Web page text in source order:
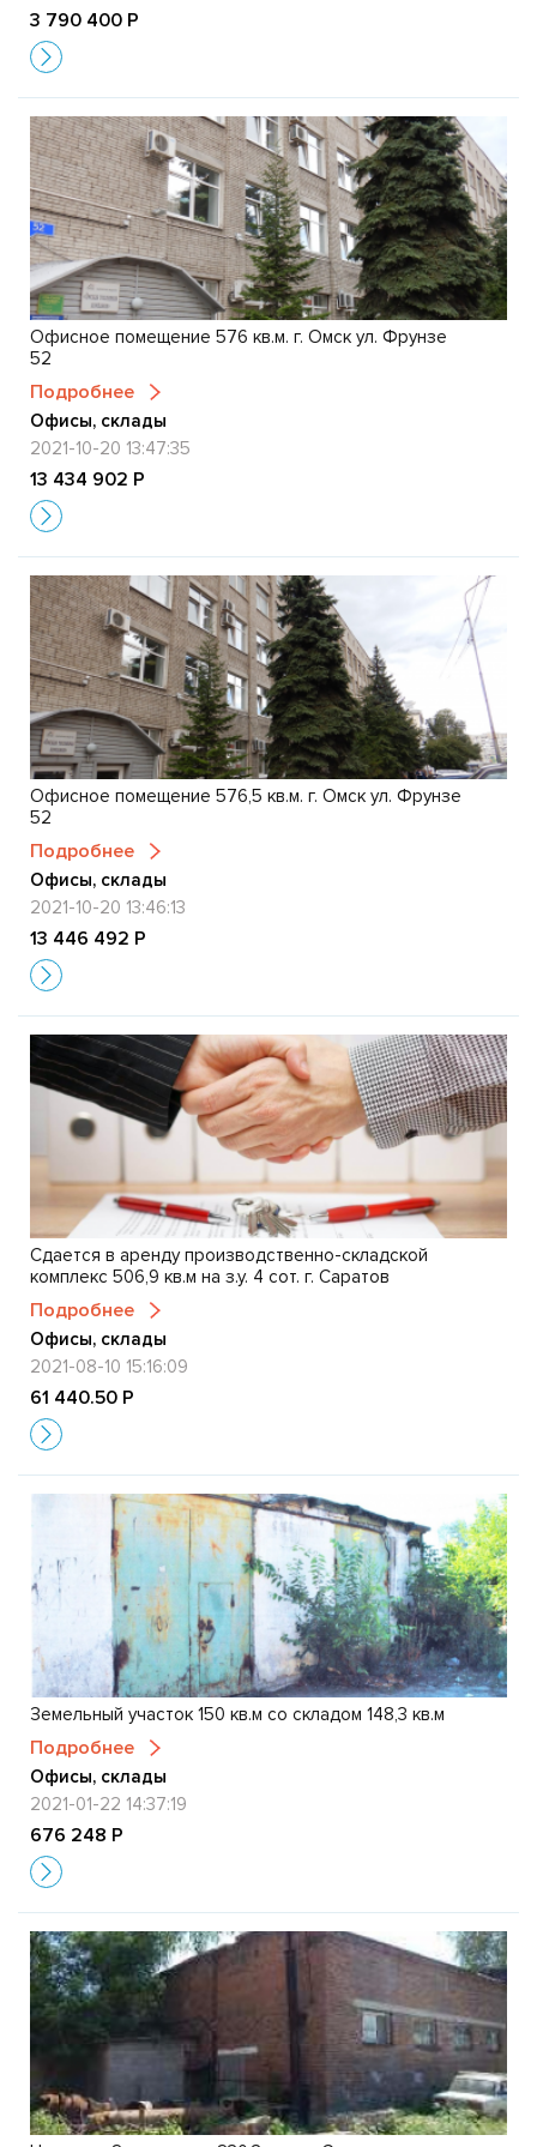
3 790 400 Р
Офисное помещение 576 кв.м. г. Омск ул. Фрунзе
52
Подробнее
Офисы, склады
2021-10-20 13:47:35
13 434 902 Р
Офисное помещение 576,5 кв.м. г. Омск ул. Фрунзе
52
Подробнее
Офисы, склады
2021-10-20 13:46:13
13 446 492 Р
Сдается в аренду производственно-складской
комплекс 506,9 кв.м на з.у. 4 сот. г. Саратов
Подробнее
Офисы, склады
2021-08-10 15:16:09
61 440.50 Р
Земельный участок 150 кв.м со складом 148,3 кв.м
Подробнее
Офисы, склады
2021-01-22 14:37:19
676 248 Р